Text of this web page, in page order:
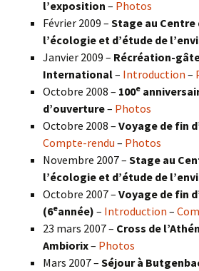
l’exposition – Photos
Février 2009 – Stage au
l’écologie et d’étude de
Janvier 2009 – Récréation-
International– Introduction –
Octobre 2008 – 100e
d’ouverture– Photos
Octobre 2008 – Voyage de fin
Compte-rendu – Photos
Novembre 2007 – Stage au
l’écologie et d’étude de
Octobre 2007 – Voyage de fin
(6eannée) – Introduction –
23 mars 2007 – Cross de
Ambiorix– Photos
Mars 2007 – Séjour à